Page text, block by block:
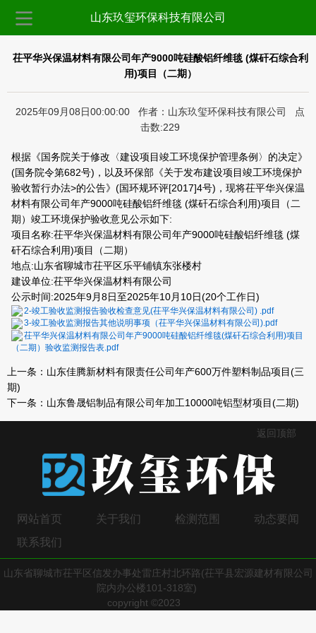
山东玖玺环保科技有限公司
茌平华兴保温材料有限公司年产9000吨硅酸铝纤维毯 (煤矸石综合利
用)项目（二期）
2025年09月08日00:00:00 作者：山东玖玺环保科技有限公司 点
击数:229
根据《国务院关于修改〈建设项目竣工环境保护管理条例〉的决定》
(国务院令第682号)，以及环保部《关于发布建设项目竣工环境保护
验收暂行办法>的公告》(国环规环评[2017]4号)，现将茌平华兴保温
材料有限公司年产9000吨硅酸铝纤维毯 (煤矸石综合利用)项目（二
期）竣工环境保护验收意见公示如下:
项目名称:茌平华兴保温材料有限公司年产9000吨硅酸铝纤维毯 (煤
矸石综合利用)项目（二期）
地点:山东省聊城市茌平区乐平铺镇东张楼村
建设单位:茌平华兴保温材料有限公司
公示时间:2025年9月8日至2025年10月10日(20个工作日)
2-竣工验收监测报告验收检查意见(茌平华兴保温材料有限公司) .pdf
3-竣工验收监测报告其他说明事项（茌平华兴保温材料有限公司).pdf
茌平华兴保温材料有限公司年产9000吨硅酸铝纤维毯(煤矸石综合利用)项目
（二期）验收监测报告表.pdf
上一条： 山东佳腾新材料有限责任公司年产600万件塑料制品项目(三
期)
下一条： 山东鲁晟铝制品有限公司年加工10000吨铝型材项目(二期)
返回顶部
网站首页 关于我们 检测范围
动态要闻
联系我们
山东省聊城市茌平区信发办事处雷庄村北环路(茌平县宏源建材有限公司
院内办公楼101-318室)
copyright ©2023